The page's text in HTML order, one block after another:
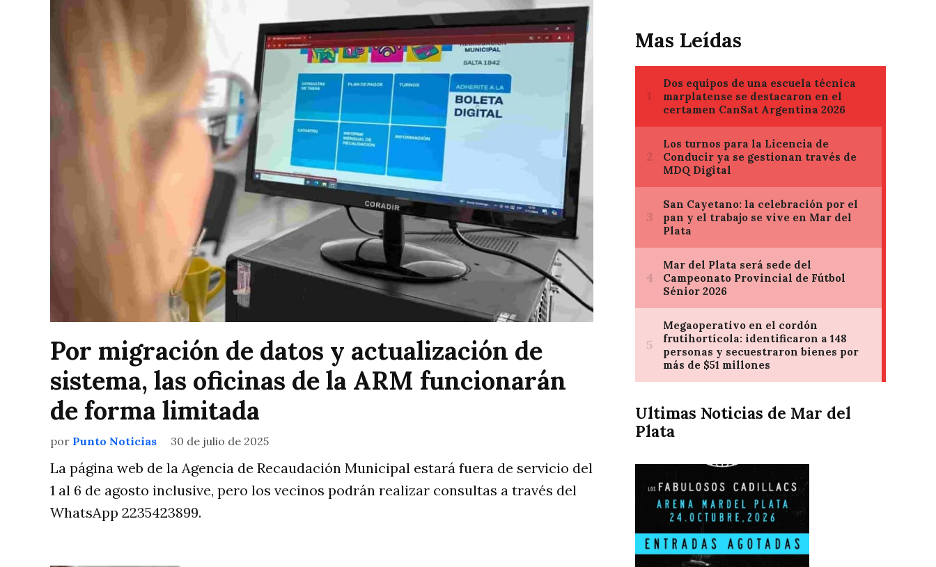
Por migración de datos y actualización de
sistema, las oficinas de la ARM funcionarán
de forma limitada
por Punto Noticias 30 de julio de 2025
La página web de la Agencia de Recaudación Municipal estará fuera de servicio del
1 al 6 de agosto inclusive, pero los vecinos podrán realizar consultas a través del
WhatsApp 2235423899.
Mas Leídas
Ultimas Noticias de Mar del
Plata